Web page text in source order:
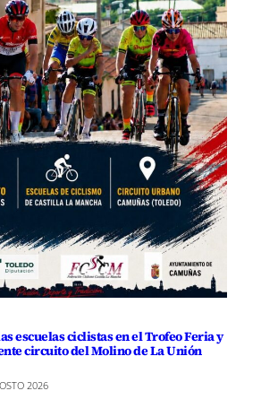
escuelas ciclistas en el Trofeo Feria y
circuito del Molino de La Unión
2026